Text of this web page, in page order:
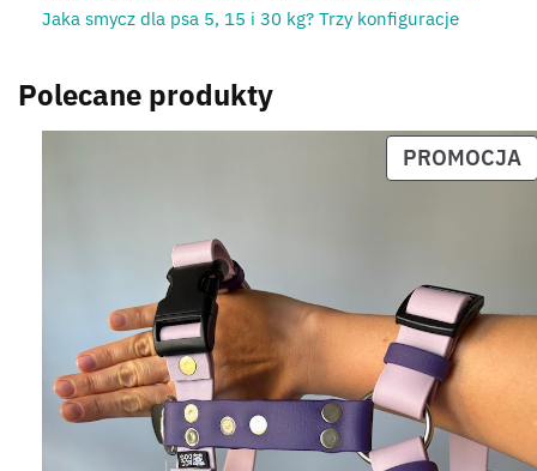
Jaka smycz dla psa 5, 15 i 30 kg? Trzy konfiguracje
Polecane produkty
PROMOCJA